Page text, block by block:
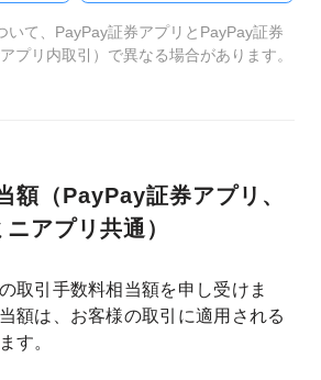
いて、PayPay証券アプリとPayPay証券
プリ内取引）で異なる場合があります。
額 （PayPay証券アプリ、
アプリ共通）
取引手数料相当額を申し受けま
額は、お客様の取引に適用される
す。